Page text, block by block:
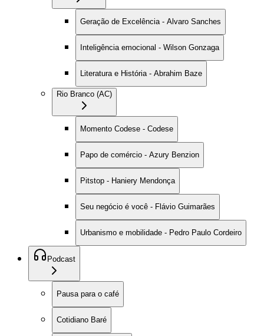
Geração de Excelência - Alvaro Sanches
Inteligência emocional - Wilson Gonzaga
Literatura e História - Abrahim Baze
Rio Branco (AC)
Momento Codese - Codese
Papo de comércio - Azury Benzion
Pitstop - Haniery Mendonça
Seu negócio é você - Flávio Guimarães
Urbanismo e mobilidade - Pedro Paulo Cordeiro
Podcast
Pausa para o café
Cotidiano Baré